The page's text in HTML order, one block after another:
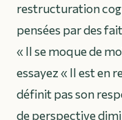
restructuration
pensées par des
« Il se moque de
essayez « Il est en
définit pas son
de perspective